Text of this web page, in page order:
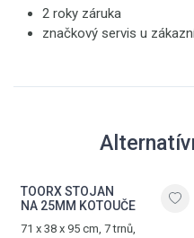
2 roky záruka
značkový servis u
TOORX STOJAN
NA 25MM KOTOUČE
71 x 38 x 95 cm, 7 trnů,